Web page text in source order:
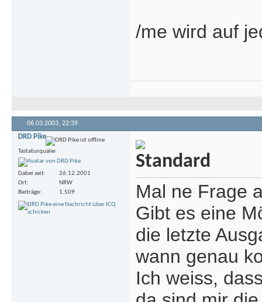
/me wird auf
06.03.2003, 22:39
DRD Pike
Tastaturquäler
Dabei seit
26.12.2001
Ort
NRW
Beiträge
1.509
Mal ne Frage
Gibt es eine
die letzte
wann genau
Ich weiss,